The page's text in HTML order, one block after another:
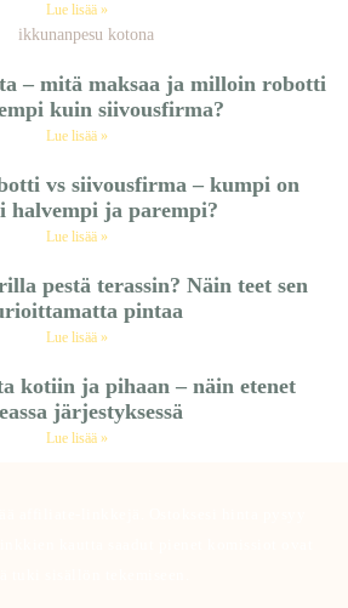
Lue lisää »
– mitä maksaa ja milloin robotti
kuin siivousfirma?
Lue lisää »
vs siivousfirma – kumpi on
halvempi ja parempi?
Lue lisää »
pestä terassin? Näin teet sen
pintaa
Lue lisää »
kotiin ja pihaan – näin etenet
järjestyksessä
Lue lisää »